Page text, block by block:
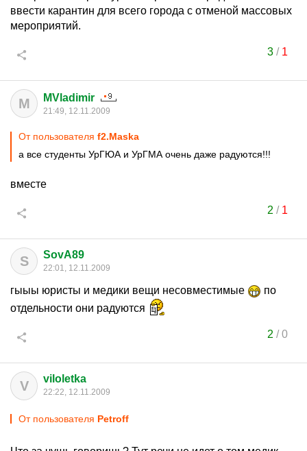
ввести карантин для всего города с отменой массовых
мероприятий.
3/ 1
M MVladimir
21:49, 12.11.2009
От пользователя f2.Maska
а все студенты УрГЮА и УрГМА очень даже радуются!!!
вместе
2 / 1
S SovA89
22:01, 12.11.2009
гыыы юристы и медики вещи несовместимые
по
отдельности они радуются
2 /0
V viloletka
22:22, 12.11.2009
От пользователя Petroff